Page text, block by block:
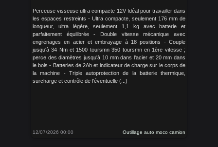
Perceuse visseuse ultra compacte 12V Idéal pour travailler dans
les espaces restreints - Ultra compacte, seulement 176 mm de
longueur, ultra légère, seulement 1,1 kg avec batterie et
parfaitement équilibrée - Double vitesse mécanique avec
engrenages en acier et embrayage à 18 positions - Couple
jusqu'à 34 Nm et 1500 toursmn 350 toursmn en 1ère vitesse ;
perce des diamètres jusqu'à 10 mm dans l'acier et 20 mm dans
le bois - Batteries de 2Ah et indicateur de charge sur le corps de
la machine - Triple autoprotection de la batterie thermique,
surcharge et contrôle de l'éventuelle (...)
12/07/2026 00:00 Outillage auto moco camion